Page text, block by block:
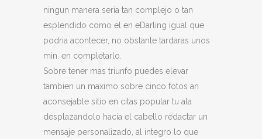
ningun manera seria tan complejo o tan
esplendido como el en eDarling igual que
podria acontecer, no obstante tardaras unos
min. en completarlo.
Sobre tener mas triunfo puedes elevar
tambien un maximo sobre cinco fotos an
aconsejable sitio en citas popular tu ala
desplazandolo hacia el cabello redactar un
mensaje personalizado, al integro lo que